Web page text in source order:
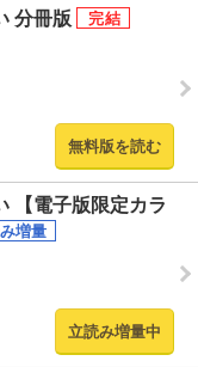
分冊版
無料版を読む
【電子版限定カラ
立読み増量中